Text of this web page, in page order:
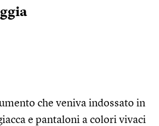
che veniva indossato in
e pantaloni a colori vivaci